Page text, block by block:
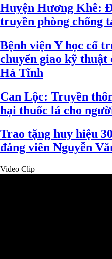
Huyện Hương Khê:
truyền phòng chống
Bệnh viện Y học cổ
chuyển giao kỹ thuật
Hà Tĩnh
Can Lộc: Truyền
hại thuốc lá cho
Trao tặng huy hiệu
đảng viên Nguyễn
Video Clip